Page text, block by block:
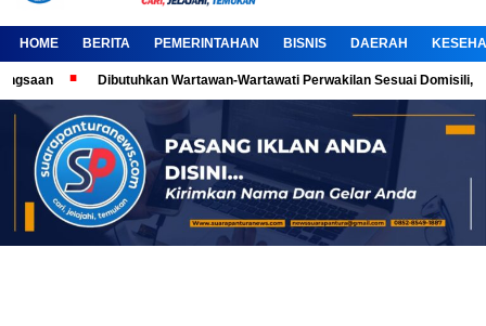
HOME BERITA PEMERINTAHAN BISNIS DAERAH
Dibutuhkan Wartawan-Wartawati Perwakilan Sesuai Domisili, Kembangkan